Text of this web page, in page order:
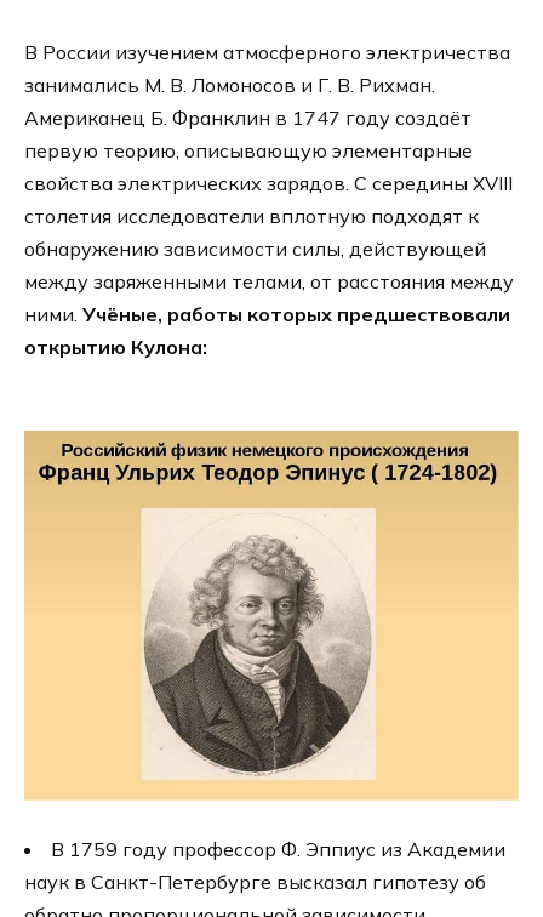
В России изучением атмосферного электричества
занимались М. В. Ломоносов и Г. В. Рихман.
Американец Б. Франклин в 1747 году создаёт
первую теорию, описывающую элементарные
свойства электрических зарядов. С середины XVIII
столетия исследователи вплотную подходят к
обнаружению зависимости силы, действующей
между заряженными телами, от расстояния между
ними. Учёные, работы которых предшествовали
открытию Кулона:
В 1759 году профессор Ф. Эппиус из Академии
наук в Санкт-Петербурге высказал гипотезу об